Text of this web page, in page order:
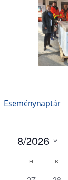
Eseménynaptár